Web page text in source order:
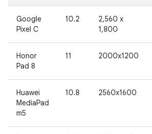
Google
Pixel C
10.2
2,560 x
1,800
Honor
Pad 8
11 2000x1200
Huawei
MediaPad
m5
10.8 2560x1600